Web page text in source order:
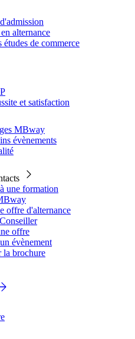
alternance
études de commerce
et satisfaction
MBway
évènements
une formation
offre d'alternance
offre
évènement
la brochure